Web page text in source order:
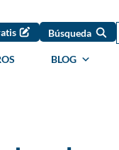
Búsqueda
BLOG